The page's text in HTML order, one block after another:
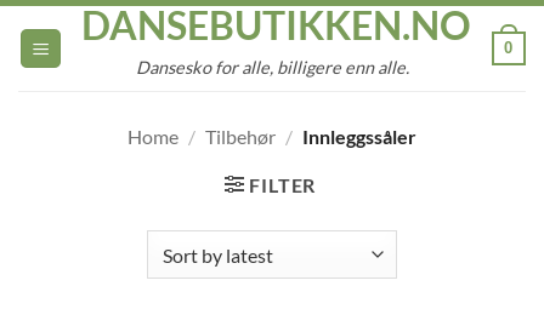
to
content
DANSEBUTIKKEN.NO
Dansesko for alle, billigere enn alle.
0
Home / Tilbehør / Innleggssåler
FILTER